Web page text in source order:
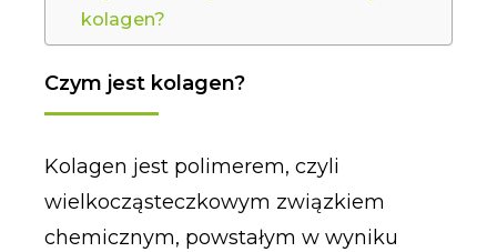
kolagen?
Czym jest kolagen?
Kolagen jest polimerem, czyli
wielkocząsteczkowym związkiem
chemicznym, powstałym w wyniku